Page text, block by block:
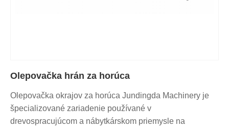
Olepovačka hrán za horúca
Olepovačka okrajov za horúca Jundingda Machinery je
špecializované zariadenie používané v
drevospracujúcom a nábytkárskom priemysle na